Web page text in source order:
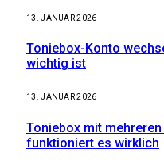
13. JANUAR 2026
Toniebox-Konto
wichtig ist
13. JANUAR 2026
Toniebox mit
funktioniert es wirklich